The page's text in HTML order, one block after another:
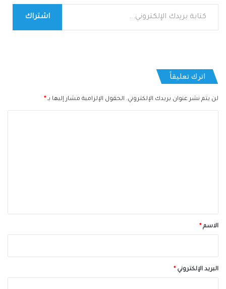
كتابة بريدك الإلكتروني...
اشتراك
اترك تعليقاً
لن يتم نشر عنوان بريدك الإلكتروني. الحقول الإلزامية مشار إليها بـ*
*الاسم*
البريد الإلكتروني*